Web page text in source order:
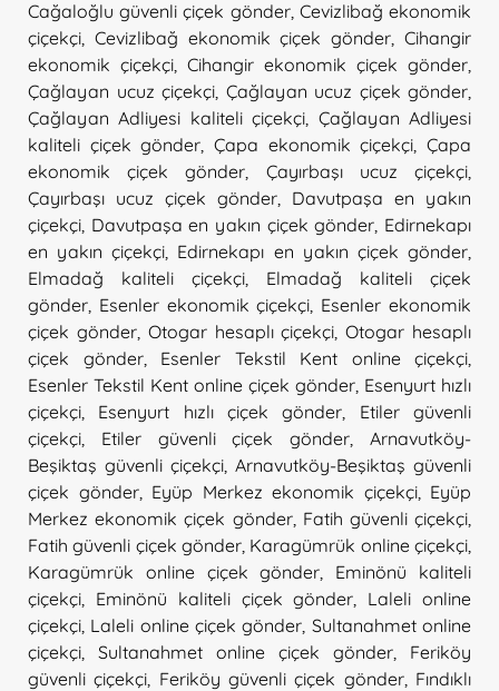
Cağaloğlu güvenli çiçek gönder, Cevizlibağ ekonomik
çiçekçi Cevizlibağ ekonomik çiçek gönder ,Cihangir
ekonomik çiçekçi Cihangir ekonomik çiçek gönder
Çağlayan ucuz çiçekçi Çağlayan ucuz çiçek gönder
Çağlayan Adliyesi kaliteli çiçekçi Çağlayan Adliyesi
kaliteli çiçek gönder ,Çapa ekonomik çiçekçi ,Çapa
ekonomik çiçek gönder
Çayırbaşı ucuz çiçekçi
Çayırbaşı ucuz çiçek gönder
Davutpaşa en yakın
çiçekçi Davutpaşa en yakın çiçek gönder Edirnekapı
en yakın çiçekçi Edirnekapı en yakın çiçek gönder
Elmadağ kaliteli çiçekçi
Elmadağ kaliteli çiçek
gönder Esenler ekonomik çiçekçi Esenler ekonomik
çiçek gönder, Otogar hesaplı çiçekçi ,Otogar hesaplı
çiçek gönder, Esenler Tekstil Kent online çiçekçi
Esenler Tekstil Kent online çiçek gönder Esenyurt hızlı
çiçekçi
Esenyurt hızlı çiçek gönder
Etiler güvenli
çiçekçi
Etiler güvenli çiçek gönder ,Arnavutköy-
Beşiktaş güvenli çiçekçi Arnavutköy-Beşiktaş güvenli
çiçek gönder, Eyüp Merkez ekonomik çiçekçi, Eyüp
Merkez ekonomik çiçek gönder, Fatih güvenli çiçekçi
Fatih güvenli çiçek gönder Karagümrük online çiçekçi
Karagümrük online çiçek gönder
Eminönü kaliteli
çiçekçi
Eminönü kaliteli çiçek gönder
Laleli online
çiçekçi Laleli online çiçek gönder Sultanahmet online
çiçekçi
Sultanahmet online çiçek gönder
Feriköy
güvenli çiçekçi Feriköy güvenli çiçek gönder, Fındıklı